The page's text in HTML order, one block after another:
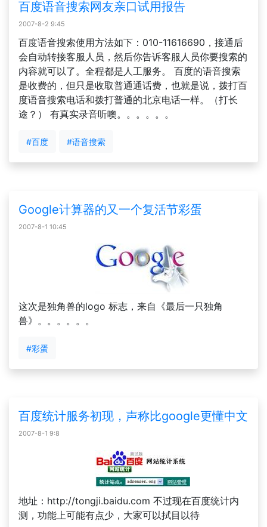
百度语音搜索网友亲口试用报告
2007-8-2 9:45
百度语音搜索使用方法如下：010-11616690，接通后
会自动转接客服人员，然后你告诉客服人员你要搜索的
内容就可以了。全程都是人工服务。 百度的语音搜索
是收费的，但只是收取普通通话费，也就是说，拨打百
度语音搜索电话和拨打普通的北京电话一样。（打长
途？） 有真实录音听噢。。。。。。
#百度 #语音搜索
Google计算器的又一个复活节彩蛋
2007-8-1 10:45
这次是独角兽的logo 标志，来自《最后一只独角
兽》。。。。。。
#彩蛋
百度统计服务初现，声称比google更懂中文
2007-8-1 9:8
地址：http://tongji.baidu.com 不过现在百度统计内
测，功能上可能有点少，大家可以拭目以待